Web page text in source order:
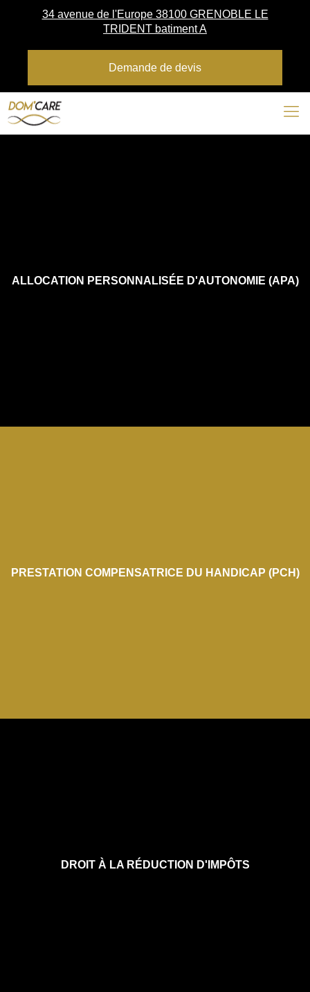
34 avenue de l'Europe 38100 GRENOBLE LE
TRIDENT batiment A
Demande de devis
ALLOCATION PERSONNALISÉE D'AUTONOMIE (APA)
PRESTATION COMPENSATRICE DU HANDICAP (PCH)
DROIT À LA RÉDUCTION D'IMPÔTS